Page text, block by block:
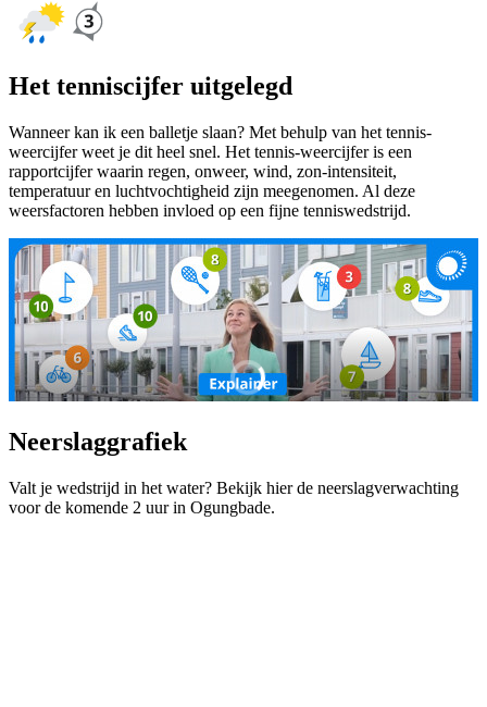
Het tenniscijfer uitgelegd
Wanneer kan ik een balletje slaan? Met behulp van het tennis-
weercijfer weet je dit heel snel. Het tennis-weercijfer is een
rapportcijfer waarin regen, onweer, wind, zon-intensiteit,
temperatuur en luchtvochtigheid zijn meegenomen. Al deze
weersfactoren hebben invloed op een fijne tenniswedstrijd.
Neerslaggrafiek
Valt je wedstrijd in het water? Bekijk hier de neerslagverwachting
voor de komende 2 uur in Ogungbade.